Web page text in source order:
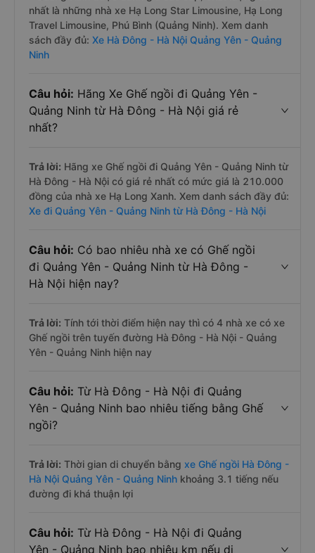
nhất là những nhà xe Hạ Long Star Limousine, Hạ Long
Travel Limousine, Phú Bình (Quảng Ninh). Xem danh
sách đầy đủ: Xe Hà Đông - Hà Nội Quảng Yên - Quảng
Ninh
Câu hỏi: Hãng Xe Ghế ngồi đi Quảng Yên -
Quảng Ninh từ Hà Đông - Hà Nội giá rẻ
nhất?
Trả lời: Hãng xe Ghế ngồi đi Quảng Yên - Quảng Ninh từ
Hà Đông - Hà Nội có giá rẻ nhất có mức giá là 210.000
đồng của nhà xe Hạ Long Xanh. Xem danh sách đầy đủ:
Xe đi Quảng Yên - Quảng Ninh từ Hà Đông - Hà Nội
Câu hỏi: Có bao nhiêu nhà xe có Ghế ngồi
đi Quảng Yên - Quảng Ninh từ Hà Đông -
Hà Nội hiện nay?
Trả lời: Tính tới thời điểm hiện nay thì có 4 nhà xe có xe
Ghế ngồi trên tuyến đường Hà Đông - Hà Nội - Quảng
Yên - Quảng Ninh hiện nay
Câu hỏi: Từ Hà Đông - Hà Nội đi Quảng
Yên - Quảng Ninh bao nhiêu tiếng bằng Ghế
ngồi?
Trả lời: Thời gian di chuyển bằng xe Ghế ngồi Hà Đông -
Hà Nội Quảng Yên - Quảng Ninh khoảng 3.1 tiếng nếu
đường đi khá thuận lợi
Câu hỏi: Từ Hà Đông - Hà Nội đi Quảng
Yên - Quảng Ninh bao nhiêu km nếu di